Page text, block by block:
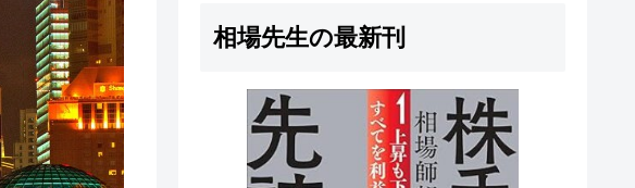
相場先生の最新刊